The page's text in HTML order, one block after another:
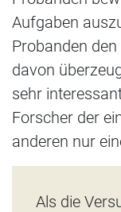
Aufgaben
Probanden
davon
sehr
Forscher der
anderen nur
Als die